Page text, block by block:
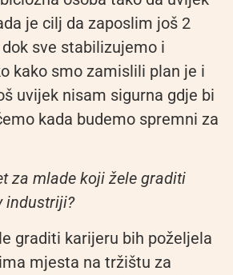
je cilj da zaposlim još 2
sve stabilizujemo i
kako smo zamislili plan je i
uvijek nisam sigurna gdje bi
kada budemo spremni za
za mlade koji žele graditi
industriji?
graditi karijeru bih poželjela
mjesta na tržištu za